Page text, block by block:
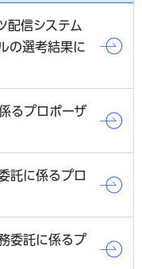
配信システム
の選考結果に
るプロポーザ
託に係るプロ
委託に係るプ